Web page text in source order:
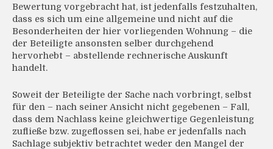
Bewertung vorgebracht hat, ist jedenfalls festzuhalten,
dass es sich um eine allgemeine und nicht auf die
Besonderheiten der hier vorliegenden Wohnung – die
der Beteiligte ansonsten selber durchgehend
hervorhebt – abstellende rechnerische Auskunft
handelt.
Soweit der Beteiligte der Sache nach vorbringt, selbst
für den – nach seiner Ansicht nicht gegebenen – Fall,
dass dem Nachlass keine gleichwertige Gegenleistung
zufließe bzw. zugeflossen sei, habe er jedenfalls nach
Sachlage subjektiv betrachtet weder den Mangel der